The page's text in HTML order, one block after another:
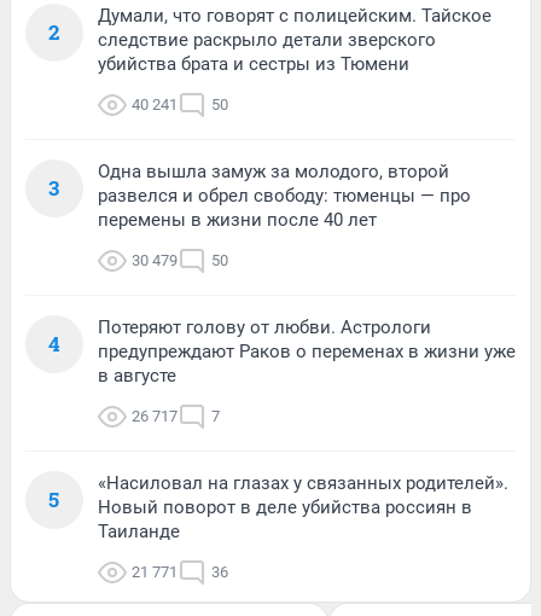
2
Думали, что говорят с полицейским. Тайское
следствие раскрыло детали зверского
убийства брата и сестры из Тюмени
40 241 50
3
Одна вышла замуж за молодого, второй
развелся и обрел свободу: тюменцы — про
перемены в жизни после 40 лет
30 479 50
4
Потеряют голову от любви. Астрологи
предупреждают Раков о переменах в жизни уже
в августе
26 717 7
5
«Насиловал на глазах у связанных родителей».
Новый поворот в деле убийства россиян в
Таиланде
21 771 36